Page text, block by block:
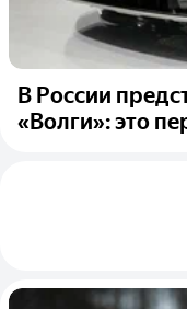
В России
«Волги»: это